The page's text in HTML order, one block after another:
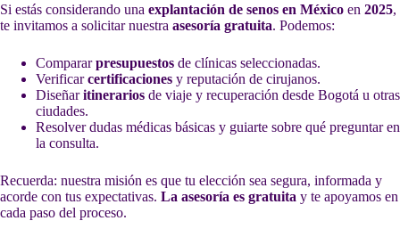
Si estás considerando una explantación de senos en México en 2025,
te invitamos a solicitar nuestra asesoría gratuita. Podemos:
Compararpresupuestos de clínicas seleccionadas.
Verificarcertificaciones y reputación de cirujanos.
Diseñaritinerarios de viaje y recuperación desde Bogotá u otras
ciudades.
Resolver dudas médicas básicas y guiarte sobre qué preguntar en
la consulta.
Recuerda: nuestra misión es que tu elección sea segura, informada y
acorde con tus expectativas. La asesoría es gratuita y te apoyamos en
cada paso del proceso.